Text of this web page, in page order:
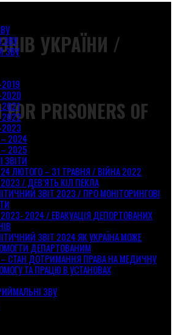
УКРАЇНИ /
PRISONERS OF
ЗВУ
ЗВУ
2020
2021
2022
2023
2024
2025
ЗВІТИ
24 ЛЮТОГО – 31 ТРАВНЯ / ВІЙНА 2022
2023 / ДЕВ’ЯТЬ КІЛ ПЕКЛА
ЗВІТ 2023 / ПРО МОНІТОРИНГОВІ
2023- 2024 / ЕВАКУАЦІЯ ДЕПОРТОВАНИХ
ЗВІТ 2024 ЯК УКРАЇНА МОЖЕ
ДЕПАРТОВАНИМ
– СТАН ДОТРИМАННЯ ПРАВА НА МЕДИЧНУ
ТА ПРАЦЮ В УСТАНОВАХ
ЗВУ